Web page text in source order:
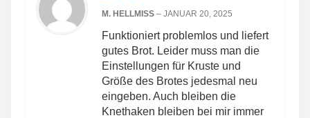
M. HELLMISS – JANUAR 20, 2025
Funktioniert problemlos und liefert
gutes Brot. Leider muss man die
Einstellungen für Kruste und
Größe des Brotes jedesmal neu
eingeben. Auch bleiben die
Knethaken bleiben bei mir immer